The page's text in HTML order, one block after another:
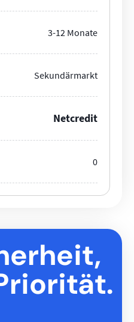
3-12 Monate
Sekundärmarkt
Netcredit
0